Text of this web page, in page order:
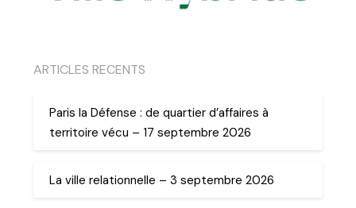
ARTICLES RECENTS
Paris la Défense : de quartier d’affaires à
territoire vécu – 17 septembre 2026
La ville relationnelle – 3 septembre 2026